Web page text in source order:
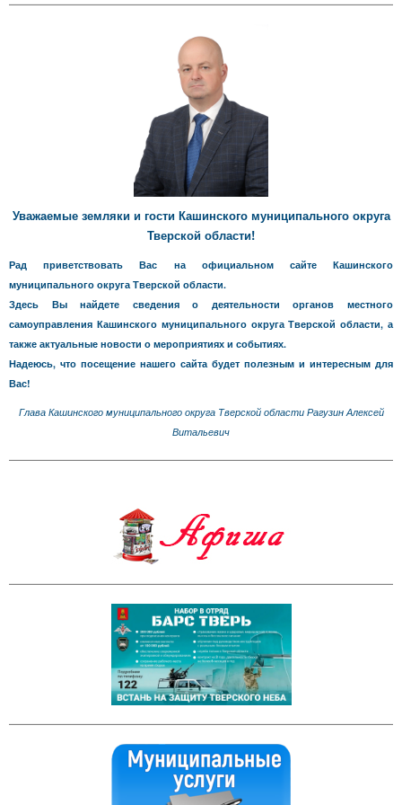
Уважаемые земляки и гости Кашинского муниципального округа
Тверской области!
Рад приветствовать Вас на официальном сайте Кашинского
муниципального округа Тверской области.
Здесь Вы найдете сведения о деятельности органов местного
самоуправления Кашинского муниципального округа Тверской области, а
также актуальные новости о мероприятиях и событиях.
Надеюсь, что посещение нашего сайта будет полезным и интересным для
Вас!
Глава Кашинского муниципального округа Тверской области Рагузин Алексей
Витальевич